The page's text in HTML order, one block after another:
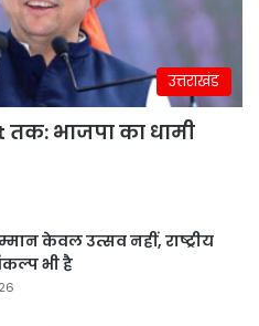
उत्तराखंड
तक: भाजपा का धामी
केवल उत्सव नहीं, राष्ट्रीय
भी है